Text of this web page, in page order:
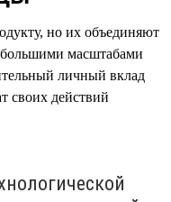
но их объединяют
масштабами
личный вклад
своих действий